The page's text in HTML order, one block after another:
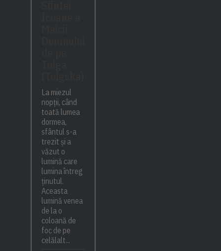
La miezul
nopții, când
toată lumea
dormea,
sfântul s-a
trezit și a
văzut o
lumină care
lumina întreg
ținutul.
Aceasta
lumină venea
de la o
coloană de
foc de pe
celălalt...